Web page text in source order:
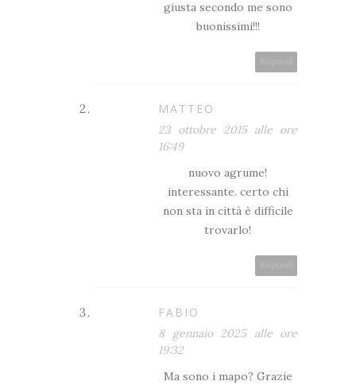
giusta secondo me sono
buonissimi!!!
MATTEO
23 ottobre 2015 alle ore
16:49
nuovo agrume!
interessante. certo chi
non sta in città è difficile
trovarlo!
FABIO
8 gennaio 2025 alle ore
19:32
Ma sono i mapo? Grazie